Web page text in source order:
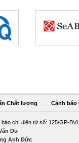
Chất lượng Cảnh
chí điện tử số: 125/GP-
Dư
Anh Đức